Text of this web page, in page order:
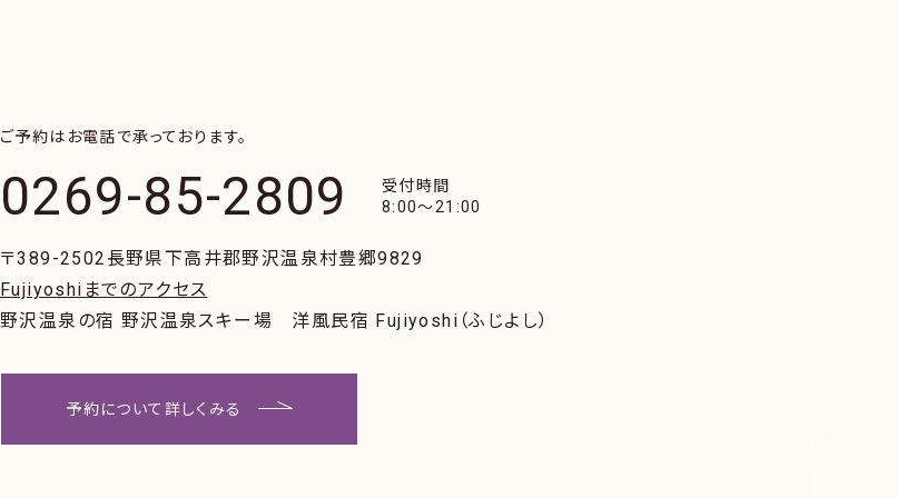
ご予約はお電話で承っております。
0269-85-2809
受付時間
8:00〜21:00
〒389-2502 長野県下高井郡野沢温泉村豊郷9829
Fujiyoshiまでのアクセス
野沢温泉の宿 野沢温泉スキー場 洋風民宿 Fujiyoshi（ふじよし）
予約について詳しくみる